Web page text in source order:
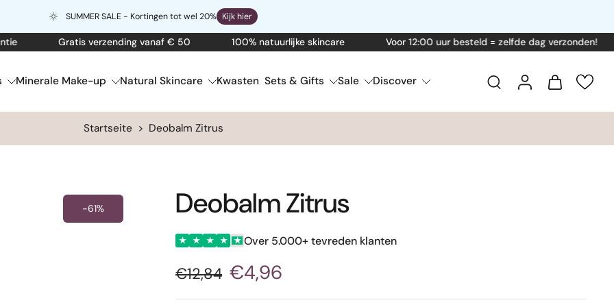
SUMMER SALE - Kortingen tot wel 20% Kijk hier
Gratis verzending vanaf € 50 100% natuurlijke skincare Voor 12:00 uur besteld = zelfde dag verzonden!
Minerale Make-up Natural Skincare Kwasten Sets & Gifts Sale Discover
Startseite > Deobalm Zitrus
-61% Deobalm Zitrus
★ ★ ★ ★ ★ Over 5.000+ tevreden klanten
€12,84 €4,96